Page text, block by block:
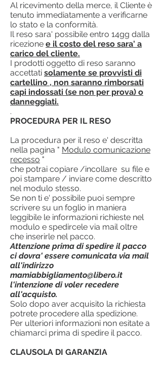
Al ricevimento della merce, il Cliente è
tenuto immediatamente a verificarne
lo stato e la conformità.
Il reso sara' possibile entro 14gg dalla
ricezione e il costo del reso sara' a
carico del cliente.
I prodotti oggetto di reso saranno
accettati solamente se provvisti di
cartellino , non saranno rimborsati
capi indossati (se non per prova) o
danneggiati.
.
PROCEDURA PER IL RESO
La procedura per il reso e' descritta
nella pagina " Modulo comunicazione
recesso "
che potrai copiare /incollare su file e
poi stampare / inviare come descritto
nel modulo stesso.
Se non ti e' possibile puoi sempre
scrivere su un foglio in maniera
leggibile le informazioni richieste nel
modulo e spedircele via mail oltre
che inserirle nel pacco.
Attenzione prima di spedire il pacco
ci dovra' essere comunicata via mail
all'indirizzo
mamiabbigliamento@libero.it
l'intenzione di voler recedere
all'acquisto.
Solo dopo aver acquisito la richiesta
potrete procedere alla spedizione.
Per ulteriori informazioni non esitate a
chiamarci prima di spedire il pacco.
CLAUSOLA DI GARANZIA